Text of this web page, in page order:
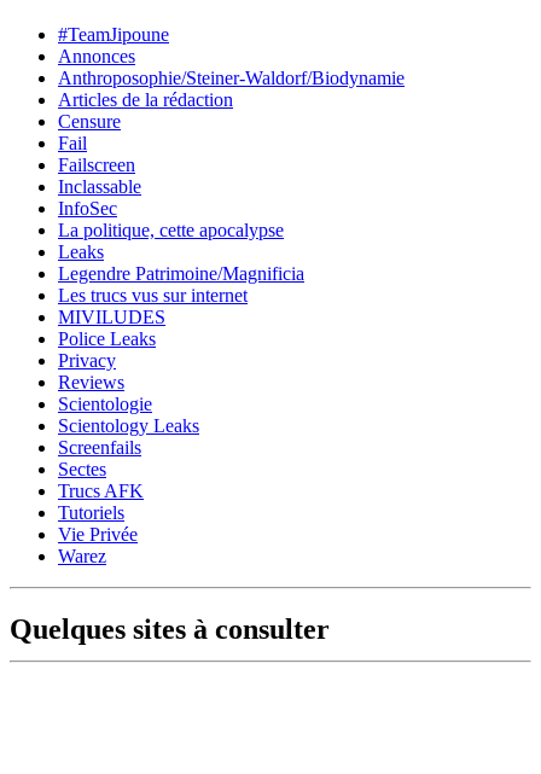
#TeamJipoune
Annonces
Anthroposophie/Steiner-Waldorf/Biodynamie
Articles de la rédaction
Censure
Fail
Failscreen
Inclassable
InfoSec
La politique, cette apocalypse
Leaks
Legendre Patrimoine/Magnificia
Les trucs vus sur internet
MIVILUDES
Police Leaks
Privacy
Reviews
Scientologie
Scientology Leaks
Screenfails
Sectes
Trucs AFK
Tutoriels
Vie Privée
Warez
Quelques sites à consulter